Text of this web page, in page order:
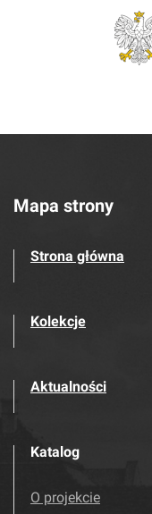
Mapa strony
Strona główna
Kolekcje
Aktualności
Katalog
O projekcie